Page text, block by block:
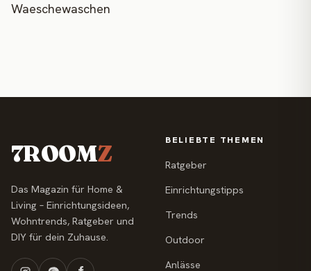
Waeschewaschen
7ROOMZ
Das Magazin für Home &
Living – Einrichtungsideen,
Wohntrends, Ratgeber und
DIY für dein Zuhause.
BELIEBTE THEMEN
Ratgeber
Einrichtungstipps
Trends
Outdoor
Anlässe